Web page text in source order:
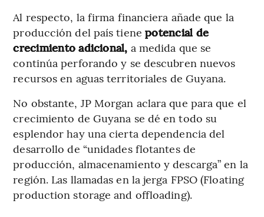
Al respecto, la firma financiera añade que la
producción del país tiene potencial de
crecimiento adicional, a medida que se
continúa perforando y se descubren nuevos
recursos en aguas territoriales de Guyana.
No obstante, JP Morgan aclara que para que el
crecimiento de Guyana se dé en todo su
esplendor hay una cierta dependencia del
desarrollo de “unidades flotantes de
producción, almacenamiento y descarga” en la
región. Las llamadas en la jerga FPSO (Floating
production storage and offloading).